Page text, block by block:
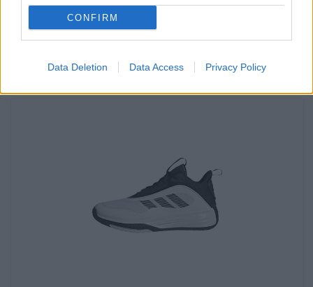
CONFIRM
Data Deletion Data Access Privacy Policy
opción para los amantes del deporte que buscan comodidad y
estilo. Con un corte clásico que se adapta a cualquier tipo de
cuerpo, estos shorts son ideales para entrenamientos, partidos
o simplemente para un look casual y deportivo.
leer más